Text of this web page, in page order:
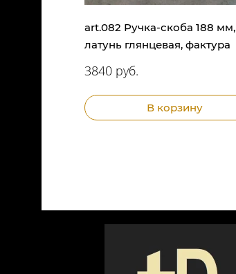
art.082 Ручка-скоба 188 мм,
латунь глянцевая, фактура
3840 руб.
В корзину